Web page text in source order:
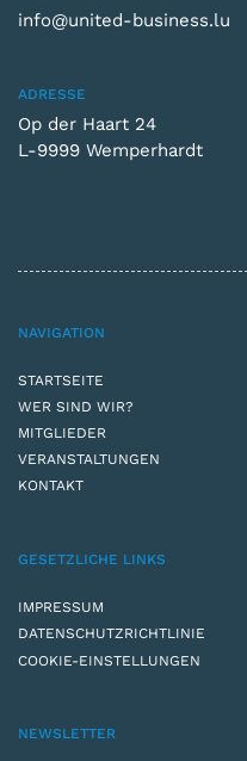
info@united-business.lu
ADRESSE
Op der Haart 24
L-9999 Wemperhardt
NAVIGATION
STARTSEITE
WER SIND WIR?
MITGLIEDER
VERANSTALTUNGEN
KONTAKT
GESETZLICHE LINKS
IMPRESSUM
DATENSCHUTZRICHTLINIE
COOKIE-EINSTELLUNGEN
NEWSLETTER